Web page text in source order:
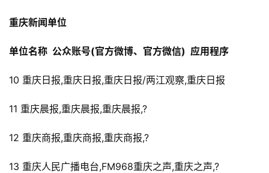
重庆新闻单位
单位名称  公众账号(官方微博、官方微信)  应用程序
10 重庆日报,重庆日报,重庆日报/两江观察,重庆日报
11 重庆晨报,重庆晨报,重庆晨报,?
12 重庆商报,重庆商报,重庆商报,?
13 重庆人民广播电台,FM968重庆之声,重庆之声,?